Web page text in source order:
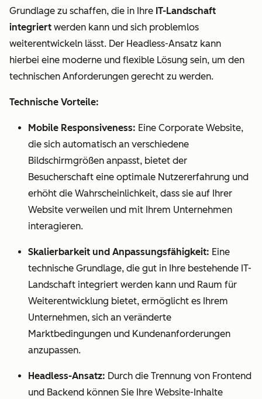
Grundlage zu schaffen, die in Ihre IT-Landschaft
integriert werden kann und sich problemlos
weiterentwickeln lässt. Der Headless-Ansatz kann
hierbei eine moderne und flexible Lösung sein, um den
technischen Anforderungen gerecht zu werden.
Technische Vorteile:
Mobile Responsiveness: Eine Corporate Website,
die sich automatisch an verschiedene
Bildschirmgrößen anpasst, bietet der
Besucherschaft eine optimale Nutzererfahrung und
erhöht die Wahrscheinlichkeit, dass sie auf Ihrer
Website verweilen und mit Ihrem Unternehmen
interagieren.
Skalierbarkeit und Anpassungsfähigkeit: Eine
technische Grundlage, die gut in Ihre bestehende IT-
Landschaft integriert werden kann und Raum für
Weiterentwicklung bietet, ermöglicht es Ihrem
Unternehmen, sich an veränderte
Marktbedingungen und Kundenanforderungen
anzupassen.
Headless-Ansatz: Durch die Trennung von Frontend
und Backend können Sie Ihre Website-Inhalte